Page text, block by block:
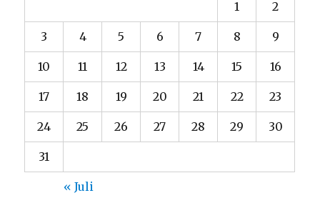
1 2
3 4 5 6 7 8 9
10 11 12 13 14 15 16
17 18 19 20 21 22 23
24 25 26 27 28 29 30
31
« Juli